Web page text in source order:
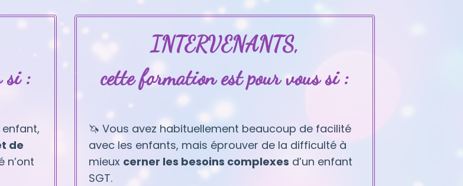
si :
enfant,
de
n’ont
INTERVENANTS,
cette formation est pour vous si :
🦄 Vous avez habituellement beaucoup de facilité
avec les enfants, mais éprouver de la difficulté à
mieux cerner les besoins complexes d’un enfant
SGT.